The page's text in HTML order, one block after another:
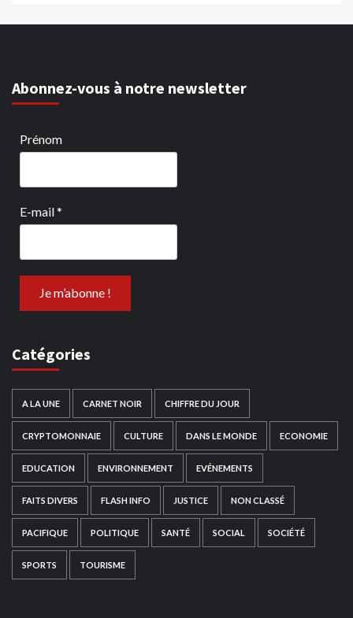
Abonnez-vous à notre newsletter
Prénom
E-mail*
Catégories
A LA UNE CARNET NOIR CHIFFRE DU JOUR
CRYPTOMONNAIE CULTURE DANS LE MONDE ECONOMIE
EDUCATION ENVIRONNEMENT EVÉNEMENTS
FAITS DIVERS FLASH INFO JUSTICE NON CLASSÉ
PACIFIQUE POLITIQUE SANTÉ SOCIAL SOCIÉTÉ
SPORTS TOURISME